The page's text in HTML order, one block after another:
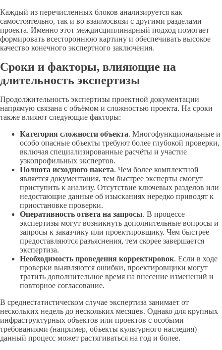
Каждый из перечисленных блоков анализируется как
самостоятельно, так и во взаимосвязи с другими разделами
проекта. Именно этот междисциплинарный подход помогает
формировать всестороннюю картину и обеспечивать высокое
качество конечного экспертного заключения.
Сроки и факторы, влияющие на
длительность экспертизы
Продолжительность экспертизы проектной документации
напрямую связана с объёмом и сложностью проекта. На сроки
также влияют следующие факторы:
Категория сложности объекта. Многофункциональные и
особо опасные объекты требуют более глубокой проверки,
включая специализированные расчёты и участие
узкопрофильных экспертов.
Полнота исходного пакета. Чем более комплектной
является документация, тем быстрее эксперты смогут
приступить к анализу. Отсутствие ключевых разделов или
недостающие данные об изысканиях нередко приводят к
приостановке проверки.
Оперативность ответа на запросы. В процессе
экспертизы могут возникнуть дополнительные вопросы и
запросы к заказчику или проектировщику. Чем быстрее
предоставляются разъяснения, тем скорее завершается
экспертиза.
Необходимость проведения корректировок. Если в ходе
проверки выявляются ошибки, проектировщики могут
тратить дополнительное время на внесение изменений и
повторное согласование.
В среднестатистическом случае экспертиза занимает от
нескольких недель до нескольких месяцев. Однако для крупных
инфраструктурных объектов или проектов с особыми
требованиями (например, объекты культурного наследия)
данный процесс может растягиваться на год и более.